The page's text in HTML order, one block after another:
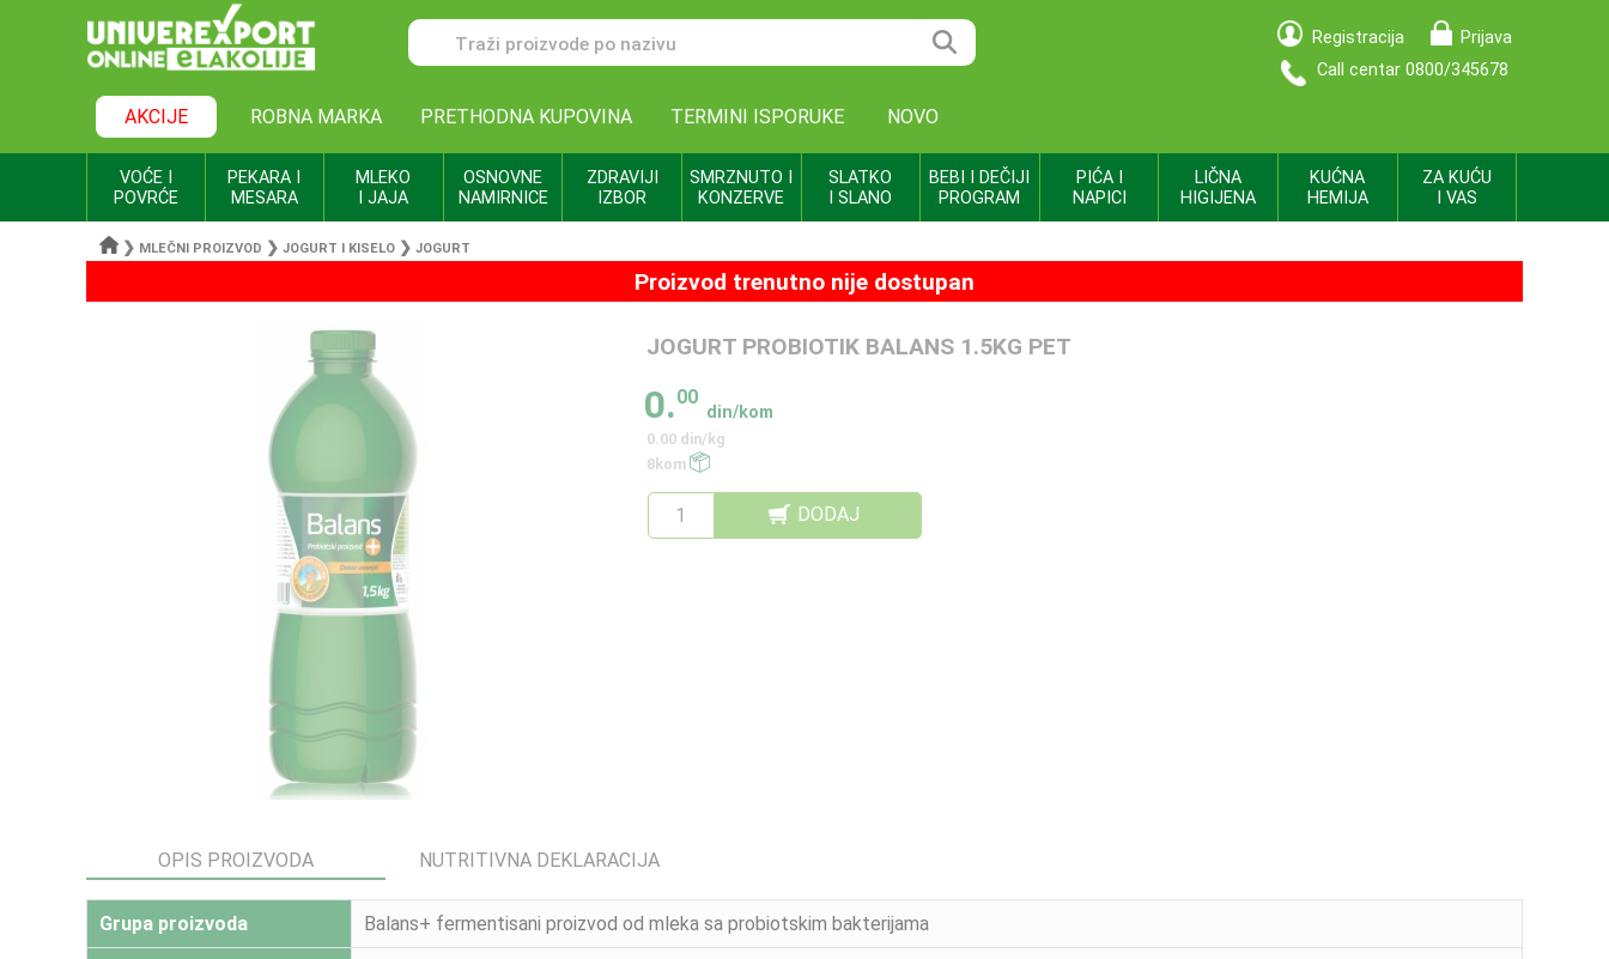
Registracija
Prijava
Call centar 0800/345678
AKCIJE ROBNA MARKA PRETHODNA KUPOVINA TERMINI ISPORUKE NOVO
VOĆE I
POVRĆE
PEKARA I
MESARA
MLEKO
I JAJA
OSNOVNE
NAMIRNICE
ZDRAVIJI
IZBOR
SMRZNUTO I
KONZERVE
SLATKO
I SLANO
BEBI I DEČIJI
PROGRAM
PIĆA I
NAPICI
LIČNA
HIGIJENA
KUĆNA
HEMIJA
ZA KUĆU
I VAS
❯ MLEČNI PROIZVOD ❯ JOGURT I KISELO ❯ JOGURT
Proizvod trenutno nije dostupan
JOGURT PROBIOTIK BALANS 1.5KG PET
0.00
din/kom
0.00 din/kg
8kom
DODAJ
OPIS PROIZVODA NUTRITIVNA DEKLARACIJA
Grupa proizvoda Balans+ fermentisani proizvod od mleka sa probiotskim bakterijama